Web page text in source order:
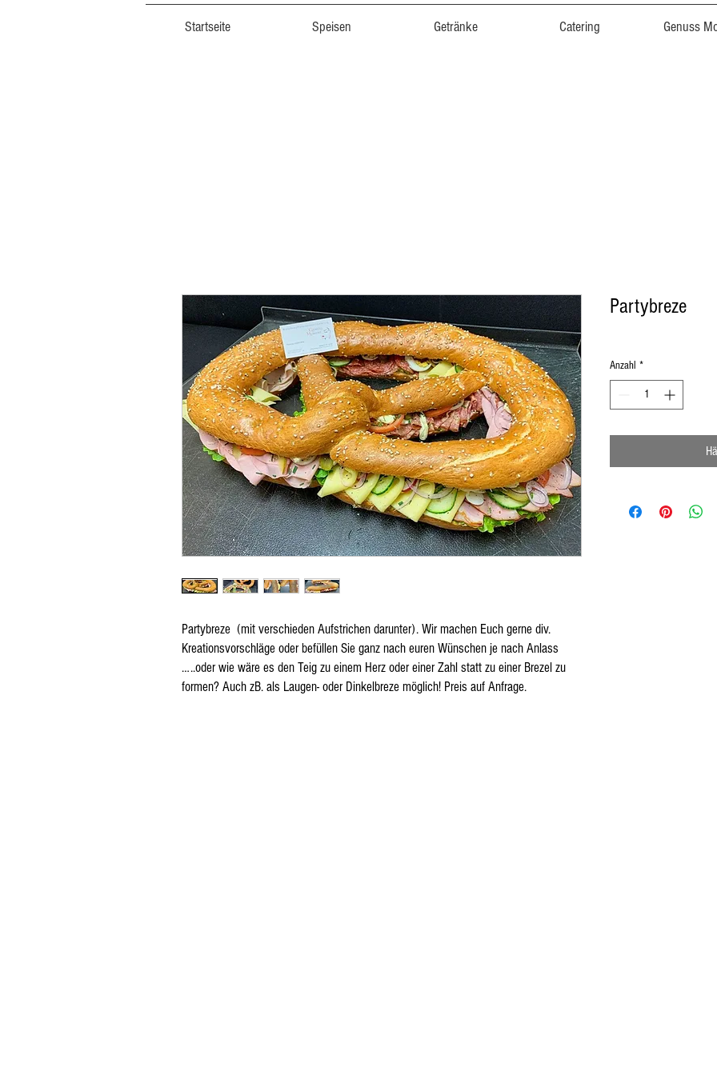
Startseite Speisen Getränke Catering Genuss
Partybreze (mit verschieden Aufstrichen darunter). Wir machen Euch gerne div.
Kreationsvorschläge oder befüllen Sie ganz nach euren Wünschen je nach Anlass
…..oder wie wäre es den Teig zu einem Herz oder einer Zahl statt zu einer Brezel zu
formen? Auch zB. als Laugen- oder Dinkelbreze möglich! Preis auf Anfrage.
Partybreze
Anzahl *